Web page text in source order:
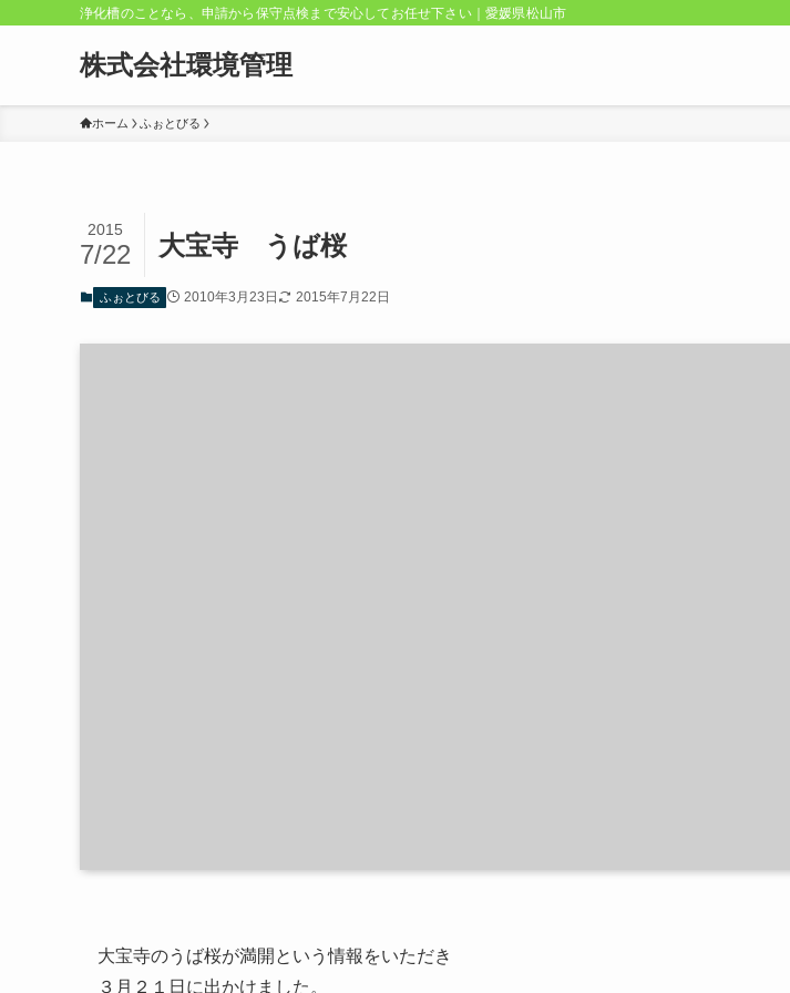
浄化槽のことなら、申請から保守点検まで安心してお任せ下さい｜愛媛県松山市
株式会社環境管理
ホーム ふぉとびる
大宝寺 うば桜
2015
7/22
ふぉとびる 2010年3月23日 2015年7月22日
大宝寺のうば桜が満開という情報をいただき
３月２１日に出かけました。